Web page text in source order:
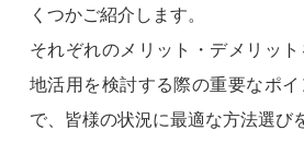
くつかご紹介します。
それぞれのメリット・デメリッ
地活用を検討する際の重要なポ
で、皆様の状況に最適な方法選び